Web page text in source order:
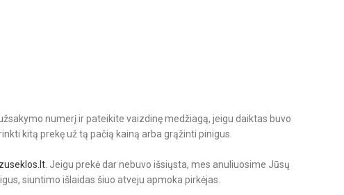
užsakymo numerį ir pateikite vaizdinę medžiagą, jeigu daiktas buvo
kitą prekę už tą pačią kainą arba grąžinti pinigus.
. Jeigu prekė dar nebuvo išsiųsta, mes anuliuosime Jūsų
siuntimo išlaidas šiuo atveju apmoka pirkėjas.